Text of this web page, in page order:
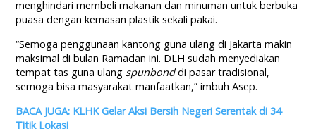
menghindari membeli makanan dan minuman untuk berbuka
puasa dengan kemasan plastik sekali pakai.
“Semoga penggunaan kantong guna ulang di Jakarta makin
maksimal di bulan Ramadan ini. DLH sudah menyediakan
tempat tas guna ulang spunbonddi pasar tradisional,
semoga bisa masyarakat manfaatkan,” imbuh Asep.
BACA JUGA: KLHK Gelar Aksi Bersih Negeri Serentak di 34
Titik Lokasi